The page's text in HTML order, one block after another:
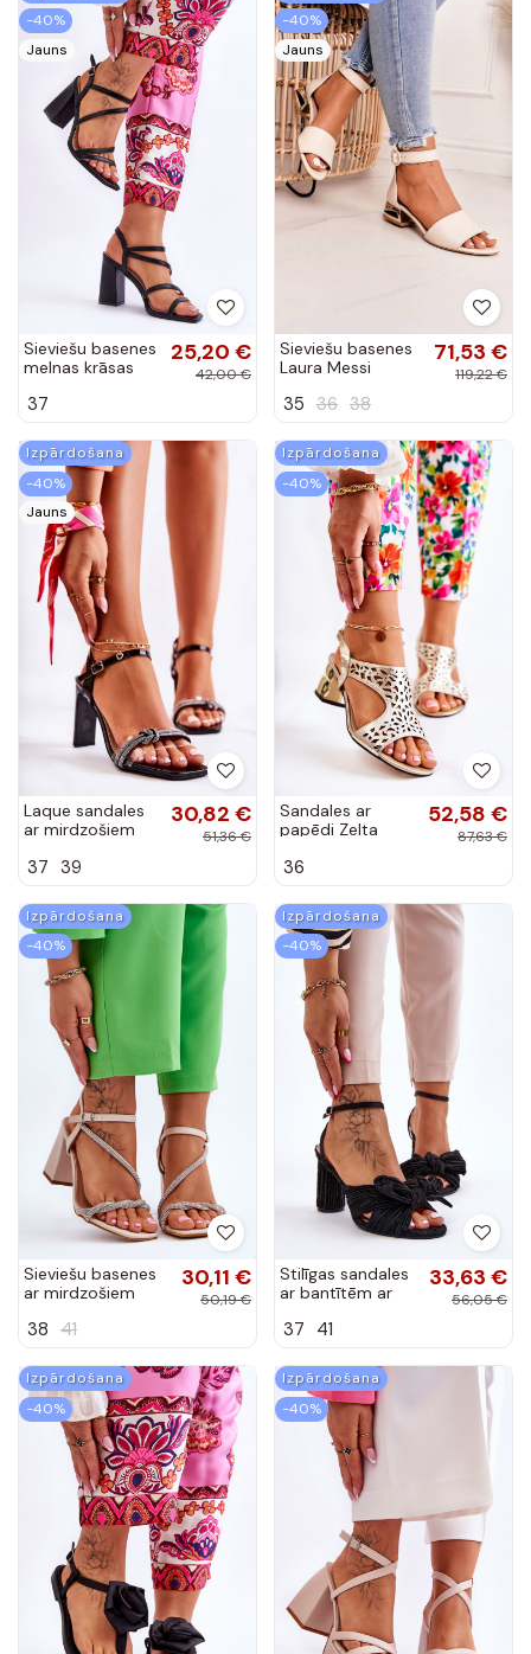
-40%
Jauns
Sieviešu basenes
melnas krāsas
25,20 €
42,00 €
37
-40%
Jauns
Sieviešu basenes
Laura Messi
71,53 €
119,22 €
35 36 38
Izpārdošana
-40%
Jauns
Laque sandales
ar mirdzošiem
melnas krāsas
30,82 €
51,36 €
37 39
Izpārdošana
-40%
Sandales ar
papēdi Zelta
52,58 €
87,63 €
36
Izpārdošana
-40%
Sieviešu basenes
ar mirdzošiem
papēdi smilšu
30,11 €
50,19 €
38 41
Izpārdošana
-40%
Stilīgas sandales
ar bantītēm ar
krāsas Callum
33,63 €
56,05 €
37 41
Izpārdošana
-40%
Izpārdošana
-40%